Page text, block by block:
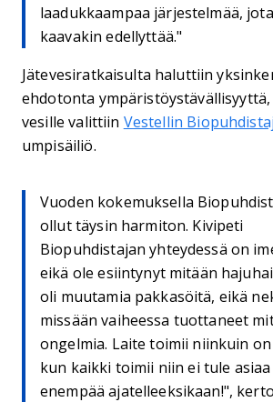
laadukkaampaa järjestelmää,
kaavakin edellyttää."
Jätevesiratkaisulta haluttiin
ehdotonta
vesille valittiin Vestellin
umpisäiliö.
Vuoden kokemuksella
ollut täysin harmiton. Kivipeti
Biopuhdistajan yhteydessä on
eikä ole esiintynyt mitään
oli muutamia pakkasöitä, eikä
missään vaiheessa tuottaneet
ongelmia. Laite toimii niinkuin
kun kaikki toimii niin ei tule asiaa
enempää ajatelleeksikaan!",